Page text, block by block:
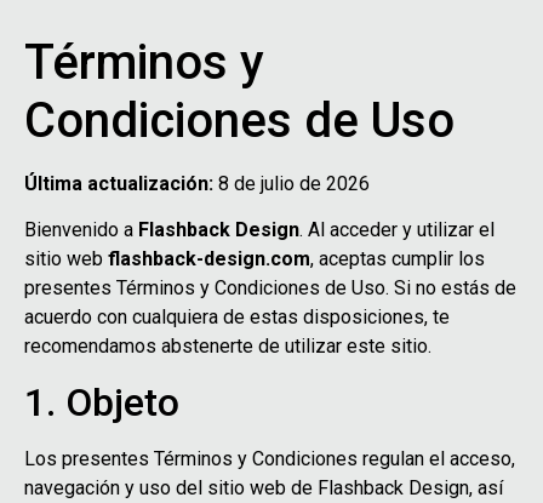
Términos y
Condiciones de Uso
Última actualización: 8 de julio de 2026
Bienvenido a Flashback Design. Al acceder y utilizar el
sitio web flashback-design.com, aceptas cumplir los
presentes Términos y Condiciones de Uso. Si no estás de
acuerdo con cualquiera de estas disposiciones, te
recomendamos abstenerte de utilizar este sitio.
1. Objeto
Los presentes Términos y Condiciones regulan el acceso,
navegación y uso del sitio web de Flashback Design, así